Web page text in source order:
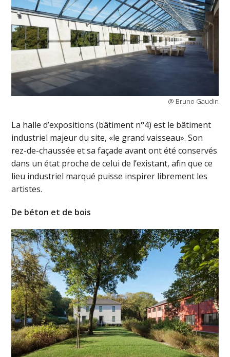
@ Bruno Gaudin
La halle d’expositions (bâtiment n°4) est le bâtiment
industriel majeur du site, «le grand vaisseau». Son
rez-de-chaussée et sa façade avant ont été conservés
dans un état proche de celui de l’existant, afin que ce
lieu industriel marqué puisse inspirer librement les
artistes.
De béton et de bois